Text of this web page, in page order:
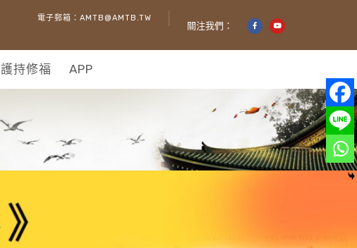
電子郵箱：AMTB@AMTB.TW
關注我們：
護持修福 APP